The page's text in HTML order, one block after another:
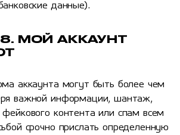
данные).
МОЙ АККАУНТ
аккаунта могут быть более чем
важной информации, шантаж,
фейкового контента или спам всем
срочно прислать определенную